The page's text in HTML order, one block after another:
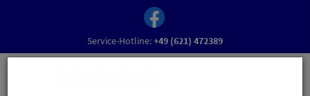
Service-Hotline:+49 (621) 472389